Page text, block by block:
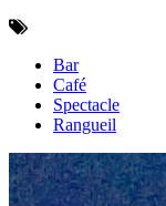
Bar
Café
Spectacle
Rangueil